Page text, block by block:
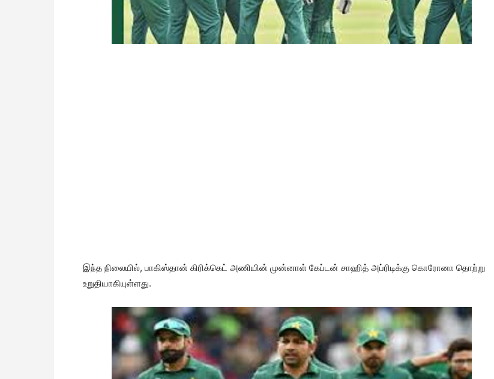
இந்த நிலையில், பாகிஸ்தான் கிரிக்கெட் அணியின் முன்னாள் கேப்டன் சாஹித் அப்ரிடிக்கு கொரோனா தொற்று
உறுதியாகியுள்ளது.